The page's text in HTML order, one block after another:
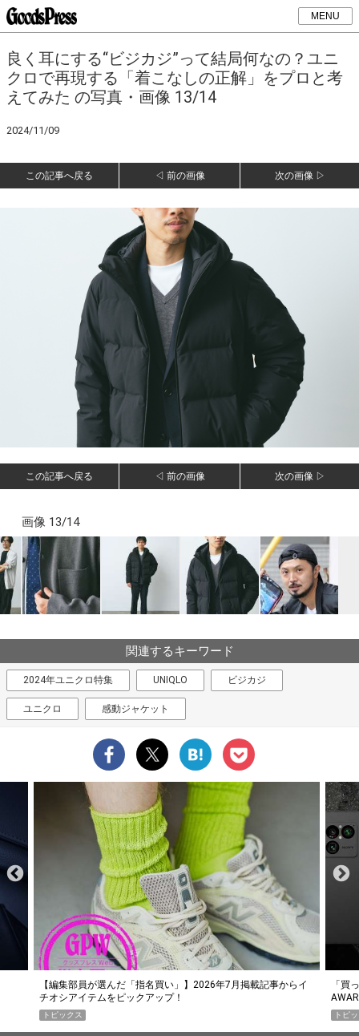
MENU
良く耳にする“ビジカジ”って結局何なの？ユニ
クロで再現する「着こなしの正解」をプロと考
えてみた の写真・画像 13/14
2024/11/09
この記事へ戻る ◁ 前の画像 次の画像 ▷
この記事へ戻る ◁ 前の画像 次の画像 ▷
画像 13/14
関連するキーワード
2024年ユニクロ特集 UNIQLO ビジカジ
ユニクロ 感動ジャケット
「買って損なし」の極上スマホ5選【GoodsPress 2026上半期
AWARD】
トピックス
薄着
PR